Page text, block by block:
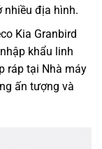
nhiều địa hình.
Kia Granbird
khẩu linh
ráp tại Nhà máy
ấn tượng và